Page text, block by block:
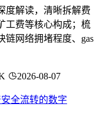
度解读，清晰拆解费
工费等核心构成；梳
链网络拥堵程度、gas
2026-08-07